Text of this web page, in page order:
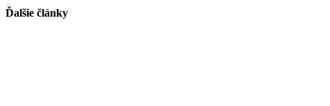
Ďalšie články